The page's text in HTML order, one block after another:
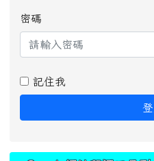
密碼
記住我